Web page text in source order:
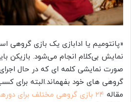
«پانتومیم یا ادابازی یک بازی گروهی
نمایش بی‌کلام انجام می‌شود. بازیکن
صورت نمایشی کلمه ای که در حال
گروهی های خود بفهماند.البته برای
مقاله ۲۴ بازی ‌گروهی مختلف برای دورهمی‌های دوستانه